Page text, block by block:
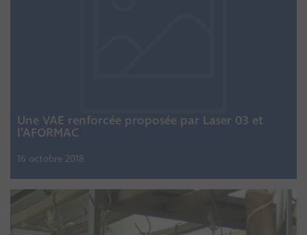
Une VAE renforcée proposée par Laser 03 et
l’AFORMAC
16 octobre 2018